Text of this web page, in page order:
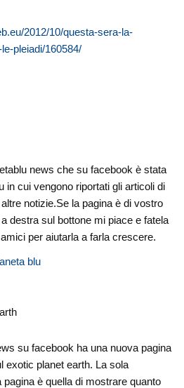
2012/10/questa-sera-la-
pleiadi/160584/
news che su facebook è stata
in cui vengono riportati gli articoli di
notizie.Se la pagina è di vostro
destra sul bottone mi piace e fatela
per aiutarla a farla crescere.
blu
su facebook ha una nuova pagina
exotic planet earth. La sola
è quella di mostrare quanto